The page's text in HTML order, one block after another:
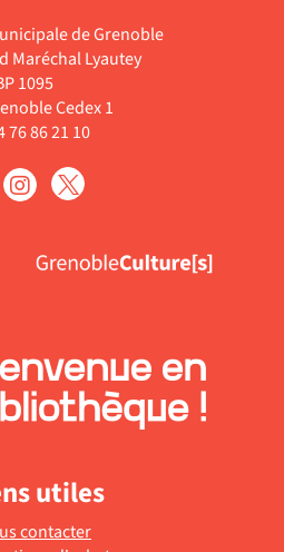
de Grenoble
Maréchal Lyautey
1095
Cedex 1
76 86 21 10
utiles
contacter